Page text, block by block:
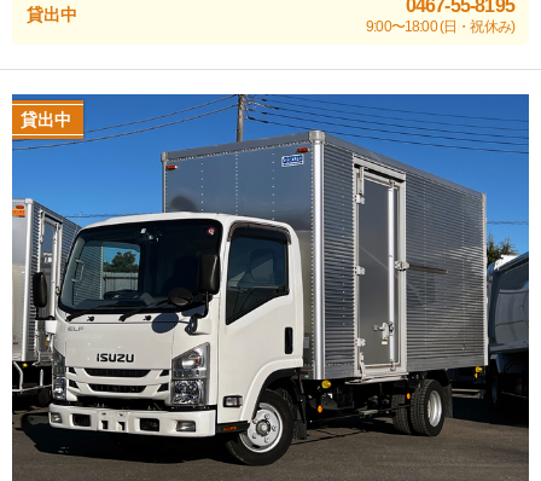
貸出中 0467-55-8195
9:00〜18:00 (日・祝休み)
貸出中